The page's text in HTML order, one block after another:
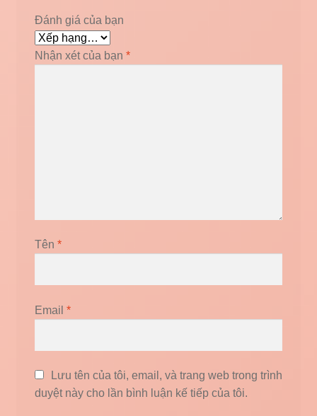
Đánh giá của bạn
Nhận xét của bạn *
Tên *
Email *
Lưu tên của tôi, email, và trang web trong trình
duyệt này cho lần bình luận kế tiếp của tôi.